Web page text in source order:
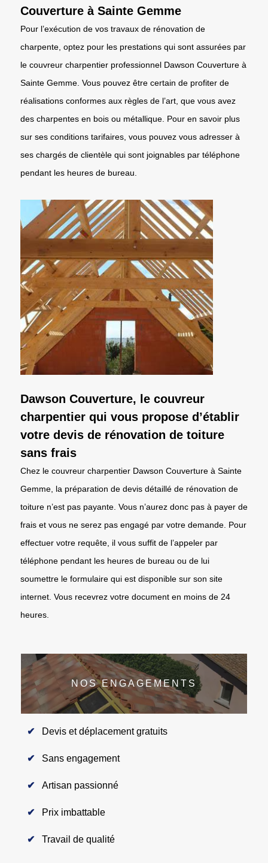
Couverture à Sainte Gemme
Pour l’exécution de vos travaux de rénovation de
charpente, optez pour les prestations qui sont assurées par
le couvreur charpentier professionnel Dawson Couverture à
Sainte Gemme. Vous pouvez être certain de profiter de
réalisations conformes aux règles de l’art, que vous avez
des charpentes en bois ou métallique. Pour en savoir plus
sur ses conditions tarifaires, vous pouvez vous adresser à
ses chargés de clientèle qui sont joignables par téléphone
pendant les heures de bureau.
Dawson Couverture, le couvreur
charpentier qui vous propose d’établir
votre devis de rénovation de toiture
sans frais
Chez le couvreur charpentier Dawson Couverture à Sainte
Gemme, la préparation de devis détaillé de rénovation de
toiture n’est pas payante. Vous n’aurez donc pas à payer de
frais et vous ne serez pas engagé par votre demande. Pour
effectuer votre requête, il vous suffit de l’appeler par
téléphone pendant les heures de bureau ou de lui
soumettre le formulaire qui est disponible sur son site
internet. Vous recevrez votre document en moins de 24
heures.
NOS ENGAGEMENTS
Devis et déplacement gratuits
Sans engagement
Artisan passionné
Prix imbattable
Travail de qualité